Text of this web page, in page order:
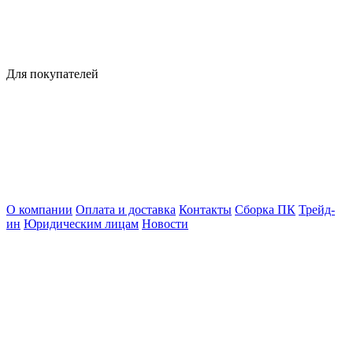
Для покупателей
О компании Оплата и доставка Контакты Сборка ПК Трейд-
ин Юридическим лицам Новости